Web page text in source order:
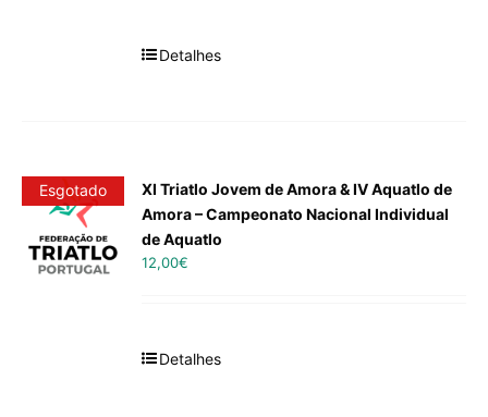
Detalhes
Esgotado
XI Triatlo Jovem de Amora & IV Aquatlo de
Amora – Campeonato Nacional Individual
de Aquatlo
12,00€
Detalhes